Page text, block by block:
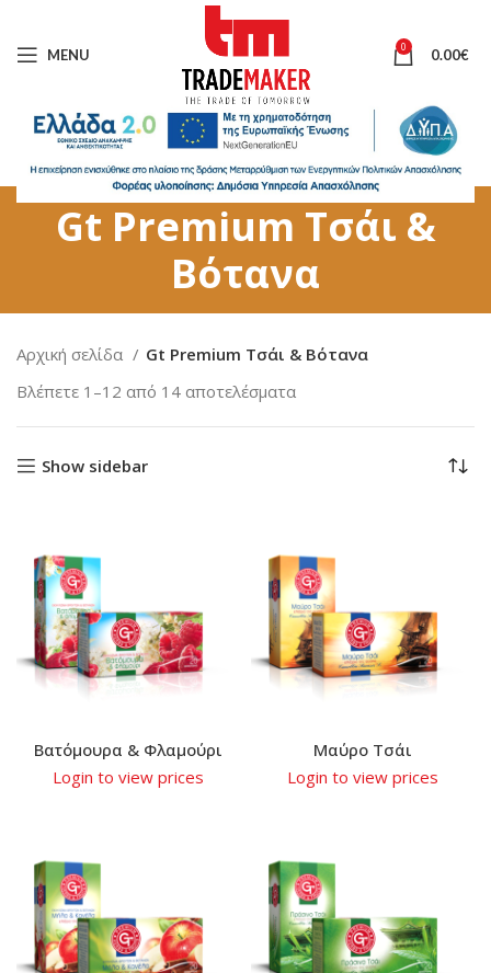
MENU 0 0.00€
Gt Premium Τσάι &
Βότανα
Αρχική σελίδα
Gt Premium Τσάι & Βότανα
Βλέπετε 1–12 από 14 αποτελέσματα
Show sidebar
Βατόμουρα & Φλαμούρι
Login to view prices
Μαύρο Τσάι
Login to view prices